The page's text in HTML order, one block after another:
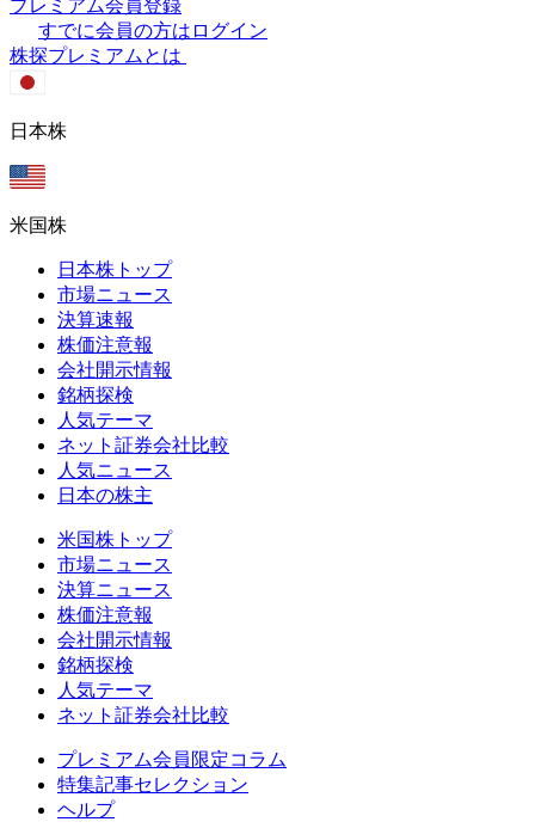
プレミアム会員登録
すでに会員の方はログイン
株探プレミアムとは
日本株
米国株
日本株トップ
市場ニュース
決算速報
株価注意報
会社開示情報
銘柄探検
人気テーマ
ネット証券会社比較
人気ニュース
日本の株主
米国株トップ
市場ニュース
決算ニュース
株価注意報
会社開示情報
銘柄探検
人気テーマ
ネット証券会社比較
プレミアム会員限定コラム
特集記事セレクション
ヘルプ